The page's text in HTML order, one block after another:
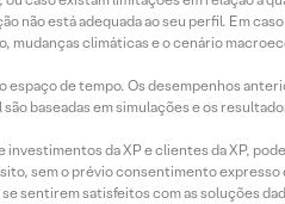
não está adequada ao seu perfil. Em
mudanças climáticas e o cenário
de tempo. Os desempenhos
baseadas em simulações e os
da XP e clientes da XP,
sem o prévio consentimento
sentirem satisfeitos com as soluções